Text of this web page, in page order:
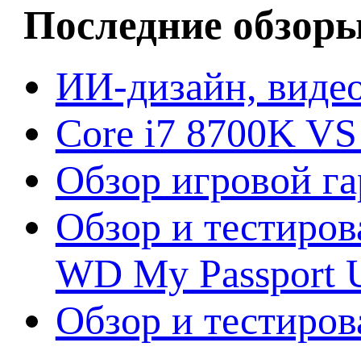
Последние
ИИ-дизайн,
Core i7 8700K
Обзор игровой
Обзор и
WD My Passport
Обзор и